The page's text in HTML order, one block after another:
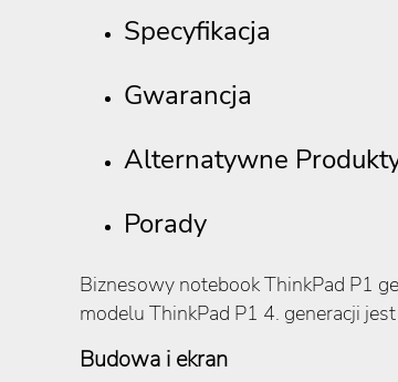
Specyfikacja
Gwarancja
Alternatywne
Porady
Biznesowy notebook ThinkPad P1
modelu ThinkPad P1 4. generacji
Budowa i ekran